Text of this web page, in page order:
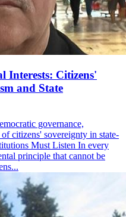
Interests: Citizens'
and State
governance,
citizens' sovereignty in state-
Must Listen In every
principle that cannot be